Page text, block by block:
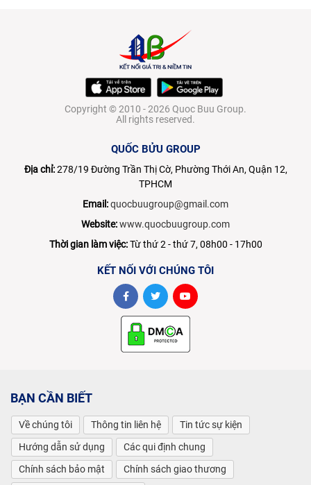
Copyright © 2010 - 2026 Quoc Buu Group.
All rights reserved.
QUỐC BỬU GROUP
Địa chỉ:278/19 Đường Trần Thị Cờ, Phường Thới An, Quận 12,
TPHCM
Email:quocbuugroup@gmail.com
Website:www.quocbuugroup.com
Thời gian làm việc:Từ thứ 2 - thứ 7, 08h00 - 17h00
KẾT NỐI VỚI CHÚNG TÔI
BẠN CẦN BIẾT
Về chúng tôi Thông tin liên hệ
Tin tức sự kiện
Hướng dẫn sử dụng
Các qui định chung
Chính sách bảo mật
Chính sách giao thương